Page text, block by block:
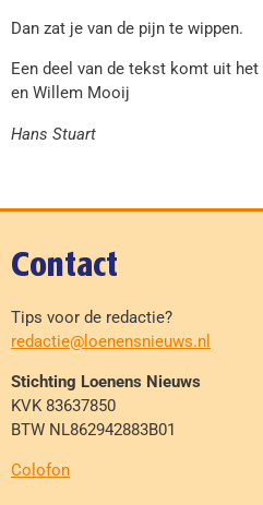
Dan zat je van de pijn te wippen.
Een deel van de tekst komt uit het
en Willem Mooij
Hans Stuart
Contact
Tips voor de redactie?
redactie@loenensnieuws.nl
Stichting Loenens Nieuws
KVK 83637850
BTW NL862942883B01
Colofon